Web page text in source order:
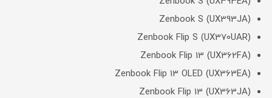
Zenbook S (UX393JA)
Zenbook Flip S (UX370UAR)
Zenbook Flip 13 (UX362FA)
Zenbook Flip 13 OLED (UX363EA)
Zenbook Flip 13 (UX363JA)